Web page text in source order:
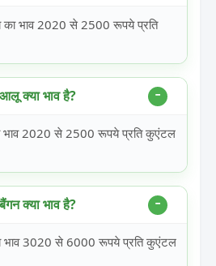
का भाव 2020 से 2500 रूपये प्रति
क्या भाव है?
2020 से 2500 रूपये प्रति कुएंटल
क्या भाव है?
3020 से 6000 रूपये प्रति कुएंटल